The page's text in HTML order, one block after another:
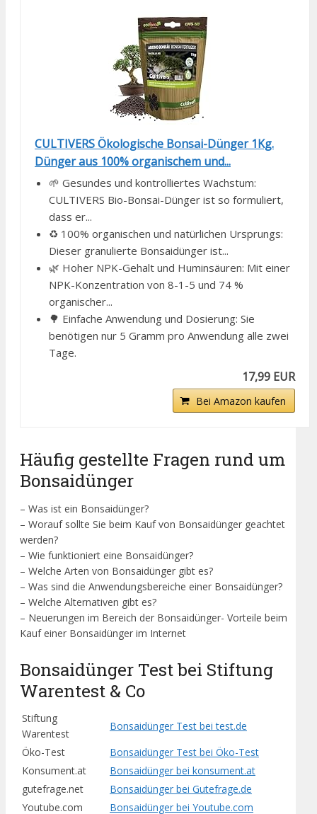
CULTIVERS Ökologische Bonsai-Dünger 1Kg.
Dünger aus 100% organischem und...
🌱 Gesundes und kontrolliertes Wachstum:
CULTIVERS Bio-Bonsai-Dünger ist so formuliert,
dass er...
♻️ 100% organischen und natürlichen Ursprungs:
Dieser granulierte Bonsaidünger ist...
🌿 Hoher NPK-Gehalt und Huminsäuren: Mit einer
NPK-Konzentration von 8-1-5 und 74 %
organischer...
🌳 Einfache Anwendung und Dosierung: Sie
benötigen nur 5 Gramm pro Anwendung alle zwei
Tage.
17,99 EUR
Bei Amazon kaufen
Häufig gestellte Fragen rund um
Bonsaidünger
– Was ist ein Bonsaidünger?
– Worauf sollte Sie beim Kauf von Bonsaidünger geachtet
werden?
– Wie funktioniert eine Bonsaidünger?
– Welche Arten von Bonsaidünger gibt es?
– Was sind die Anwendungsbereiche einer Bonsaidünger?
– Welche Alternativen gibt es?
– Neuerungen im Bereich der Bonsaidünger- Vorteile beim
Kauf einer Bonsaidünger im Internet
Bonsaidünger Test bei Stiftung
Warentest & Co
Stiftung
Warentest
Bonsaidünger Test bei test.de
Öko-Test
Bonsaidünger Test bei Öko-Test
Konsument.at
Bonsaidünger bei konsument.at
gutefrage.net
Bonsaidünger bei Gutefrage.de
Youtube.com
Bonsaidünger bei Youtube.com